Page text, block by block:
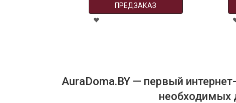
ПРЕДЗАКАЗ
AuraDoma.BY — первый
необходимых